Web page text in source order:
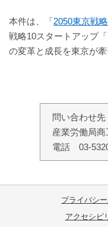
本件は、「2050東京戦略
戦略10スタートアップ
の変革と成長を東京が牽
問い合わせ先
産業労働局
電話 03-
プライバシ
アクセシビ